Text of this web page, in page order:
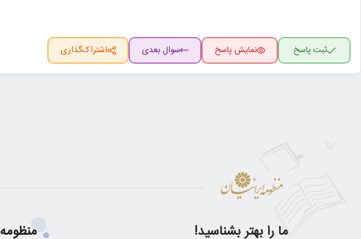
ثبت پاسخ نمایش پاسخ سوال بعدی اشتراک‌گذاری
ما را بهتر بشناسید! منظومه